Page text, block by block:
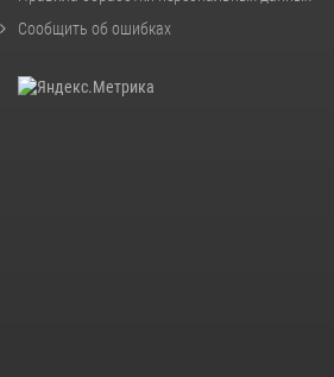
Сообщить об ошибках